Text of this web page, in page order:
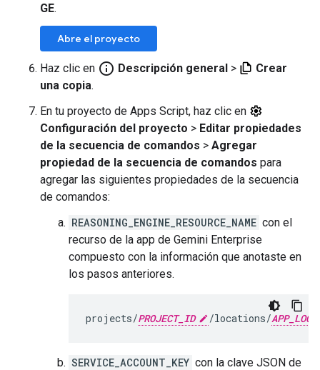
GE.
Abre el proyecto
Haz clic en info_outline Descripción general >
Crear
una copia.
En tu proyecto de Apps Script, haz clic en
Configuración del proyecto > Editar propiedades
de la secuencia de comandos > Agregar
propiedad de la secuencia de comandos para
agregar las siguientes propiedades de la secuencia
de comandos:
REASONING_ENGINE_RESOURCE_NAME con el
recurso de la app de Gemini Enterprise
compuesto con la información que anotaste en
los pasos anteriores.
projects/PROJECT_ID /locations/
SERVICE_ACCOUNT_KEY con la clave JSON de